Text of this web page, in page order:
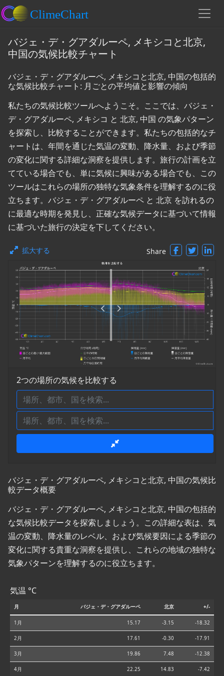
バジェ・デ・グアダルーペ, メキシコと北京,
中国の気候比較チャート
バジェ・デ・グアダルーペ, メキシコと北京, 中国の包括的
な気候比較チャート: 月ごとの平均値と影響の傾向
私たちの気候比較ツールへようこそ。ここでは、バジェ・
デ・グアダルーペ, メキシコ と 北京, 中国 の気象パターン
を探索し、比較することができます。私たちの包括的なチ
ャートは、年間を通じた気温の変動、降水量、および季節
の変化に関する詳細な洞察を提供します。旅行の計画を立
てている場合でも、単に気候に興味がある場合でも、この
ツールはこれらの場所の独特な気象条件を理解するのに役
立ちます。バジェ・デ・グアダルーペ と 北京 を訪れるの
に最適な時期を発見し、正確な気候データに基づいて情報
に基づいた旅行の決定を下してください。
拡大する Share
2つの場所の気候を比較する
バジェ・デ・グアダルーペ, メキシコと北京, 中国の気候比
較データ概要
バジェ・デ・グアダルーペ, メキシコと北京, 中国の包括的
な気候比較データを探索しましょう。この詳細な表は、気
温の変動、降水量のレベル、および気候要因による季節の
変化に関する貴重な洞察を提供し、これらの地域の独特な
気象パターンを理解するのに役立ちます。
気温 °C
月 バジェ・デ・グアダルーペ 北京 +/-
1月 15.17 -3.15 -18.32
2月 17.61 -0.30 -17.91
3月 19.86 7.48 -12.38
4月 22.25 14.83 -7.42